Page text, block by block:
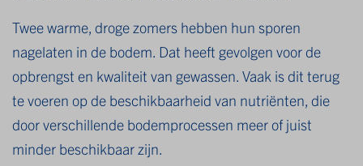
Twee warme, droge zomers hebben hun sporen
nagelaten in de bodem. Dat heeft gevolgen voor de
opbrengst en kwaliteit van gewassen. Vaak is dit terug
te voeren op de beschikbaarheid van nutriënten, die
door verschillende bodemprocessen meer of juist
minder beschikbaar zijn.